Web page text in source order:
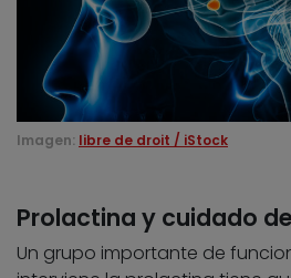
Imagen: libre de droit / iStock
Prolactina y cuidado
Un grupo importante de